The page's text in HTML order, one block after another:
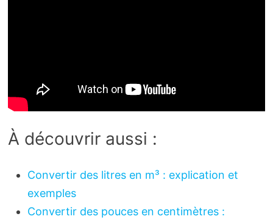
À découvrir aussi :
Convertir des litres en m³ : explication et
exemples
Convertir des pouces en centimètres :